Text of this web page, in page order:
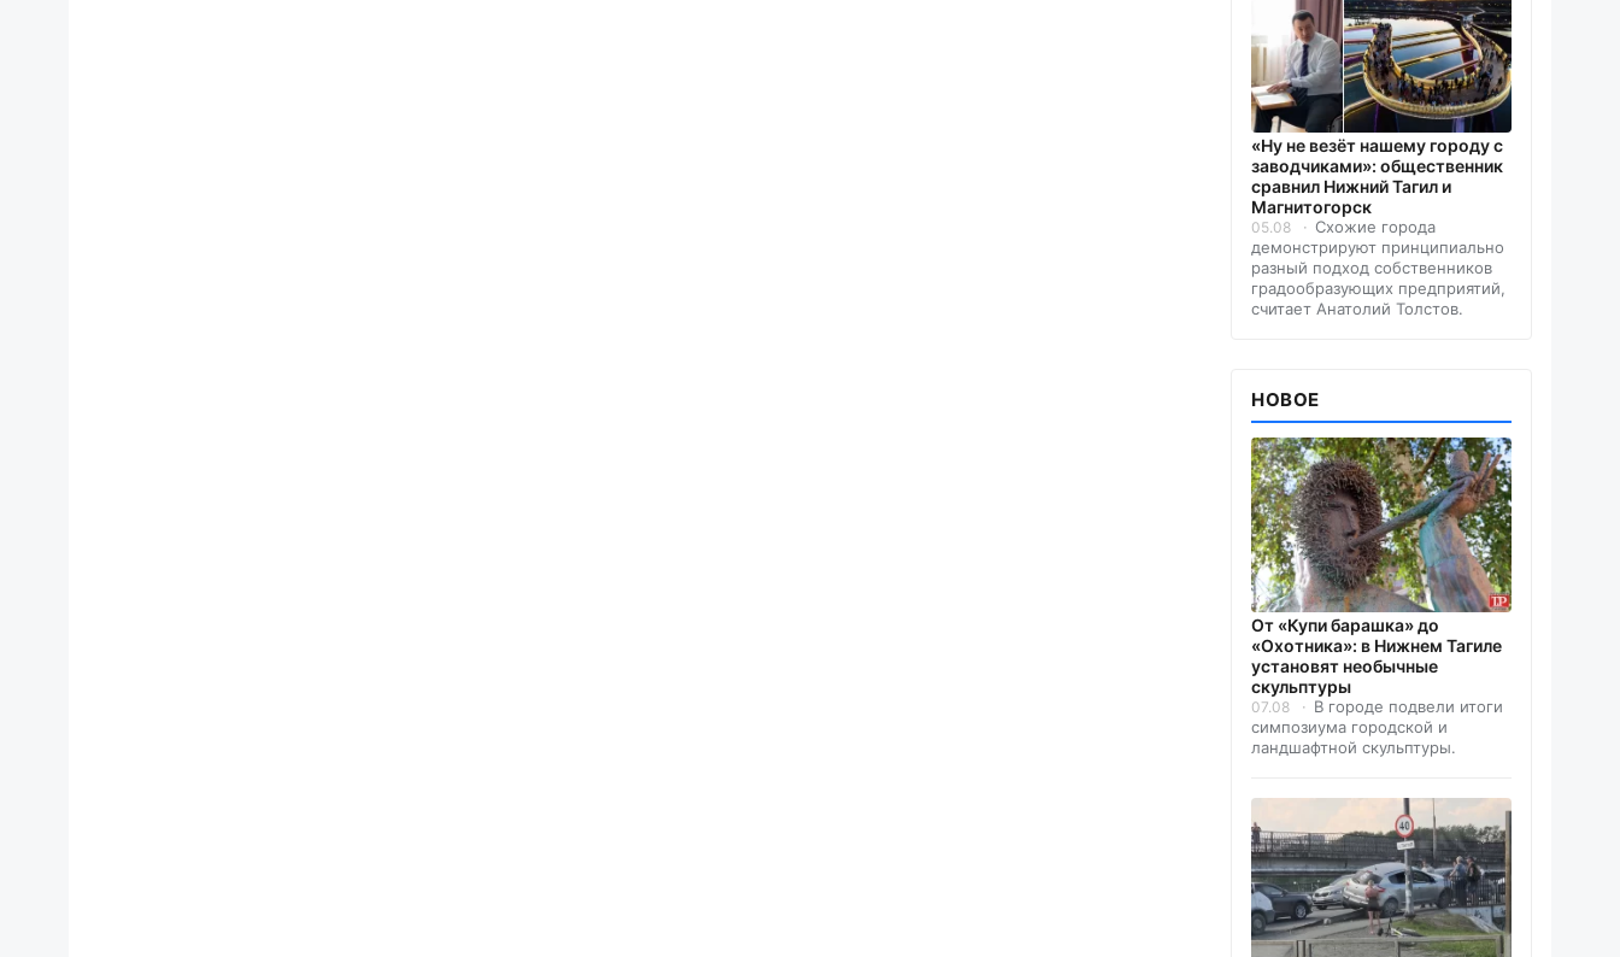
«Ну не везёт нашему городу с
заводчиками»: общественник
сравнил Нижний Тагил и
Магнитогорск
05.08
Схожие города
демонстрируют принципиально
разный подход собственников
градообразующих предприятий,
считает Анатолий Толстов.
НОВОЕ
От «Купи барашка» до
«Охотника»: в Нижнем Тагиле
установят необычные
скульптуры
07.08
В городе подвели итоги
симпозиума городской и
ландшафтной скульптуры.